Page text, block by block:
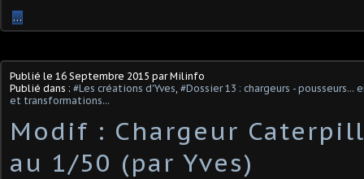
…
Publié le 16 Septembre 2015 par Milinfo
Publié dans : #Les créations d'Yves, #Dossier 13 : chargeurs - pousseurs...
et transformations...
Modif : Chargeur
au 1/50 (par Yves)